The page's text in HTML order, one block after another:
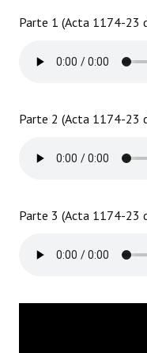
Carta Orgánica 2007
Organigrama
Proyectos Presentados
Dictámenes Asesoría
Parte 1 (Acta 1174-23
Parte 2 (Acta 1174-23
Parte 3 (Acta 1174-23